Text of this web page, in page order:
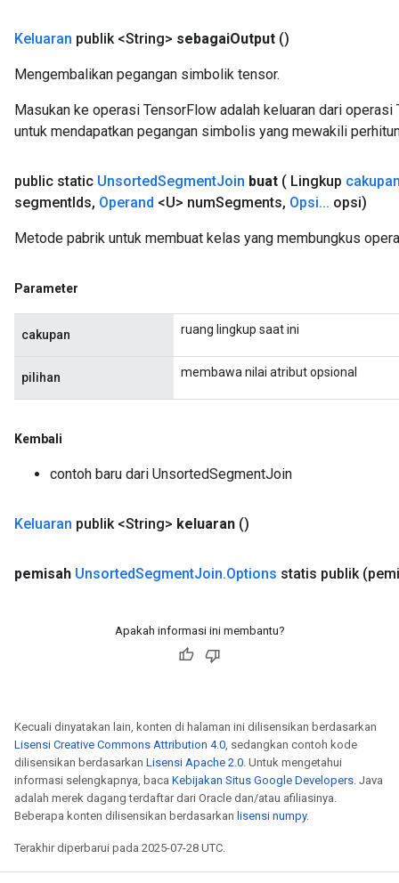
Keluaran publik <String> sebagaiOutput ()
Mengembalikan pegangan simbolik tensor.
Masukan ke operasi TensorFlow adalah keluaran dari
untuk mendapatkan pegangan simbolis yang mewakili
public static UnsortedSegmentJoin buat ( Lingkup
segmentIds, Operand <U> numSegments, Opsi... opsi)
Metode pabrik untuk membuat kelas yang membungkus
Parameter
cakupan ruang lingkup saat ini
pilihan membawa nilai atribut opsional
Kembali
contoh baru dari UnsortedSegmentJoin
Keluaran publik <String> keluaran ()
pemisah UnsortedSegmentJoin.Options statis publik
Apakah informasi ini membantu?
Kecuali dinyatakan lain, konten di halaman ini dilisensikan berdasarkan
Lisensi Creative Commons Attribution 4.0, sedangkan contoh kode
dilisensikan berdasarkan Lisensi Apache 2.0. Untuk mengetahui
informasi selengkapnya, baca Kebijakan Situs Google Developers. Java
adalah merek dagang terdaftar dari Oracle dan/atau afiliasinya.
Beberapa konten dilisensikan berdasarkan lisensi numpy.
Terakhir diperbarui pada 2025-07-28 UTC.